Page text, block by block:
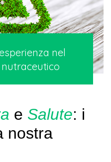
nel
e Salute: i
nostra